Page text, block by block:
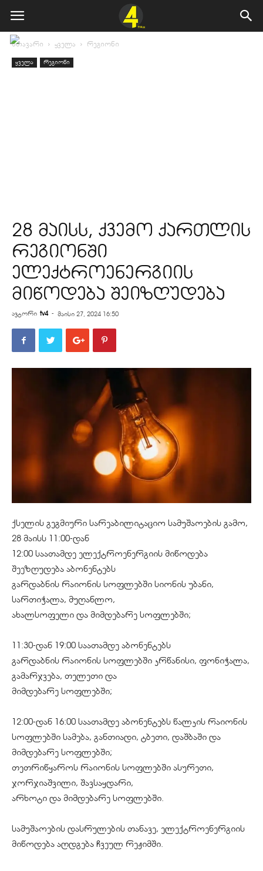
მთავარი ყველა რეგიონი
ყველა რეგიონი
28 მაისს, ქვემო ქართლის
რეგიონში
ელექტროენერგიის
მიწოდება შეიზღუდება
ავტორი tv4 - მაისი 27, 2024 16:50
ქსელის გეგმიური სარეაბილიტაციო სამუშაოების გამო,
28 მაისს 11:00-დან
12:00 საათამდე ელექტროენერგიის მიწოდება
შეეზღუდება აბონენტებს
გარდაბნის რაიონის სოფლებში სიონის უბანი,
სართიჭალა, მუღანლო,
ახალსოფელი და მიმდებარე სოფლებში;
11:30-დან 19:00 საათამდე აბონენტებს
გარდაბნის რაიონის სოფლებში კრწანისი, ფონიჭალა,
გამარჯვება, თელეთი და
მიმდებარე სოფლებში;
12:00-დან 16:00 საათამდე აბონენტებს წალკის რაიონის
სოფლებში სამება, განთიადი, ტბეთი, დაშბაში და
მიმდებარე სოფლებში;
თეთრიწყაროს რაიონის სოფლებში ასურეთი,
ჯორჯიაშვილი, შავსაყდარი,
არხოტი და მიმდებარე სოფლებში.
სამუშაოების დასრულების თანავე, ელექტროენერგიის
მიწოდება აღდგება ჩვეულ რეჟიმში.